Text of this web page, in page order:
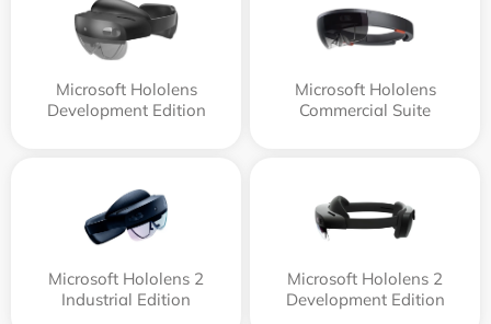
Microsoft Hololens
Development Edition
Microsoft Hololens
Commercial Suite
Microsoft Hololens 2
Industrial Edition
Microsoft Hololens 2
Development Edition